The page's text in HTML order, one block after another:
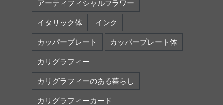
アーティフィシャルフラワー
イタリック体 インク
カッパープレート カッパープレート体
カリグラフィー
カリグラフィーのある暮らし
カリグラフィーカード